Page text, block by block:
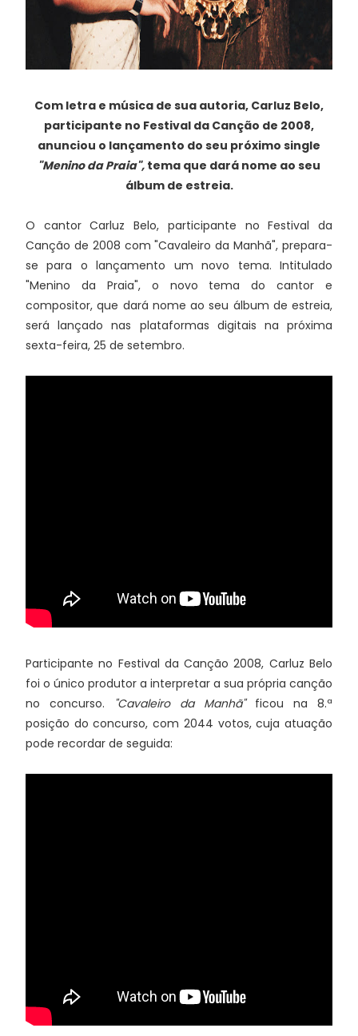
Com letra e música de sua autoria, Carluz Belo,
participante no Festival da Canção de 2008,
anunciou o lançamento do seu próximo single
"Menino da Praia", tema que dará nome ao seu
álbum de estreia.
O cantor Carluz Belo, participante no Festival da
Canção de 2008 com "Cavaleiro da Manhã", prepara-
se para o lançamento um novo tema. Intitulado
"Menino da Praia", o novo tema do cantor e
compositor, que dará nome ao seu álbum de estreia,
será lançado nas plataformas digitais na próxima
sexta-feira, 25 de setembro.
Participante no Festival da Canção 2008, Carluz Belo
foi o único produtor a interpretar a sua própria canção
no concurso. "Cavaleiro da Manhã"ficou na 8.ª
posição do concurso, com 2044 votos, cuja atuação
pode recordar de seguida: